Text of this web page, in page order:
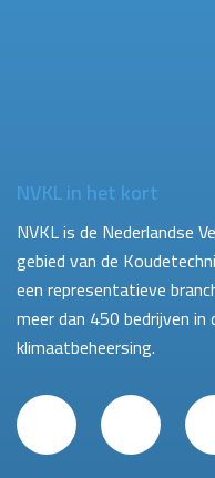
NVKL in het kort
NVKL is de Nederlandse
gebied van de
een representatieve
meer dan 450 bedrijven
klimaatbeheersing.